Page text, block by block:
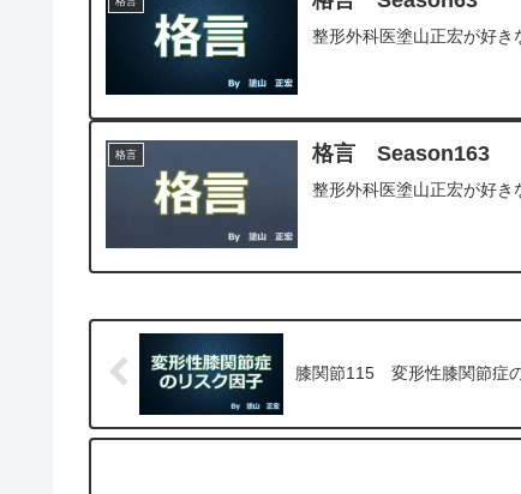
整形外科医塗山正宏が好き
格言 格言 Season163
整形外科医塗山正宏が好き
膝関節115 変形性膝関節症